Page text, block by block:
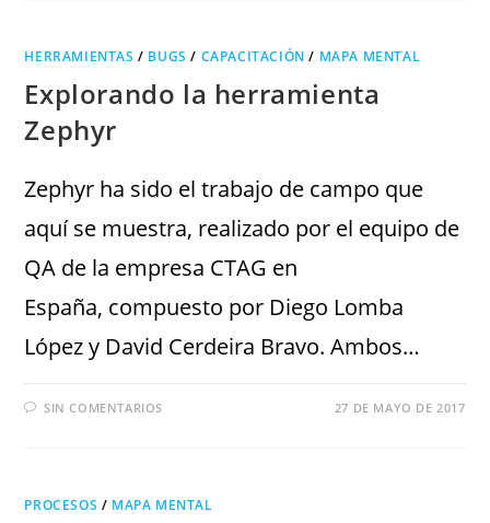
HERRAMIENTAS / BUGS / CAPACITACIÓN / MAPA MENTAL
Explorando la herramienta
Zephyr
Zephyr ha sido el trabajo de campo que
aquí se muestra, realizado por el equipo de
QA de la empresa CTAG en
España, compuesto por Diego Lomba
López y David Cerdeira Bravo. Ambos…
SIN COMENTARIOS 27 DE MAYO DE 2017
PROCESOS / MAPA MENTAL